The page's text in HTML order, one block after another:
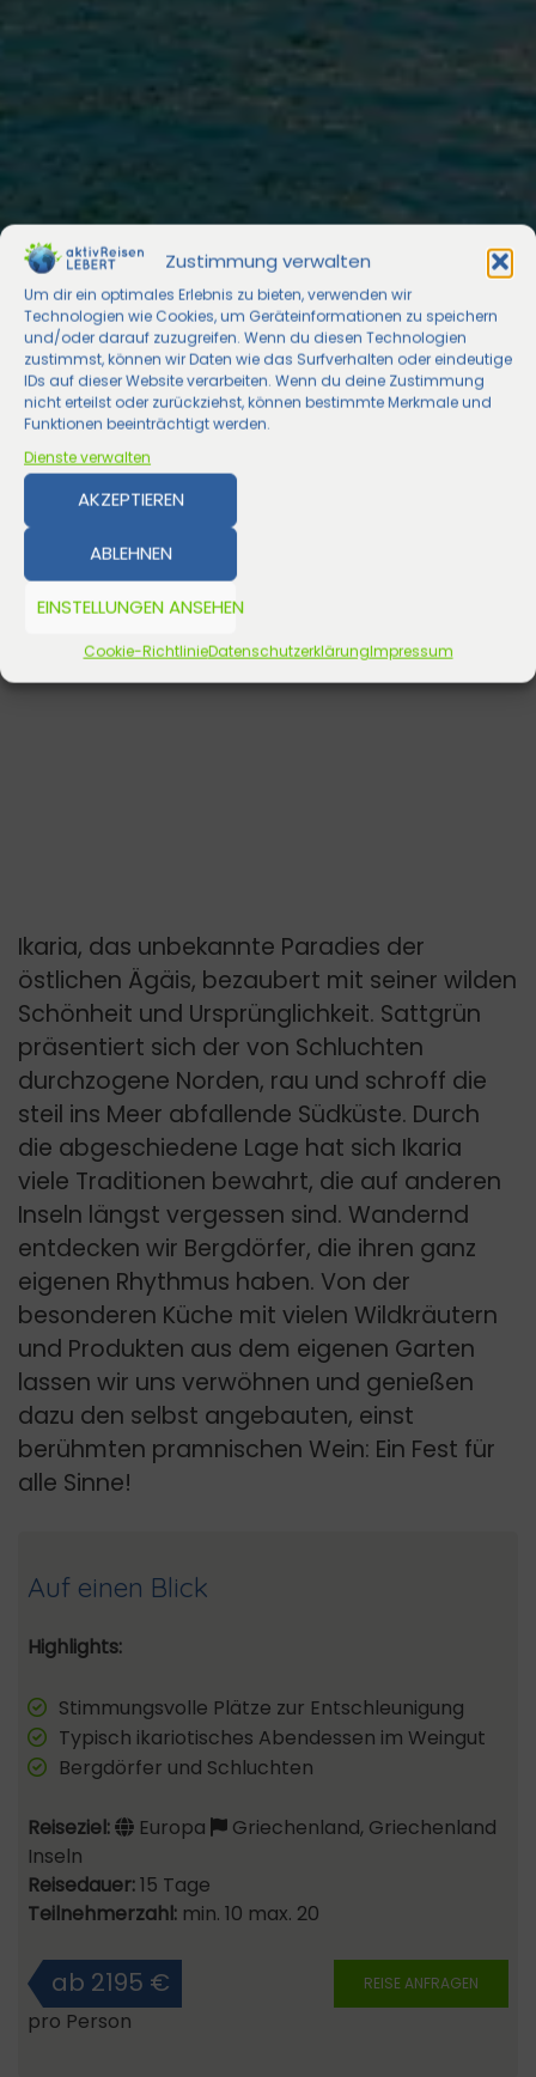
Zustimmung verwalten
Um dir ein optimales Erlebnis zu bieten, verwenden wir
Technologien wie Cookies, um Geräteinformationen zu speichern
und/oder darauf zuzugreifen. Wenn du diesen Technologien
zustimmst, können wir Daten wie das Surfverhalten oder eindeutige
IDs auf dieser Website verarbeiten. Wenn du deine Zustimmung
nicht erteilst oder zurückziehst, können bestimmte Merkmale und
Funktionen beeinträchtigt werden.
Dienste verwalten
AKZEPTIEREN
ABLEHNEN
EINSTELLUNGEN ANSEHEN
Cookie-RichtlinieDatenschutzerklärungImpressum
Ikaria, das unbekannte Paradies der
östlichen Ägäis, bezaubert mit seiner wilden
Schönheit und Ursprünglichkeit. Sattgrün
präsentiert sich der von Schluchten
durchzogene Norden, rau und schroff die
steil ins Meer abfallende Südküste. Durch
die abgeschiedene Lage hat sich Ikaria
viele Traditionen bewahrt, die auf anderen
Inseln längst vergessen sind. Wandernd
entdecken wir Bergdörfer, die ihren ganz
eigenen Rhythmus haben. Von der
besonderen Küche mit vielen Wildkräutern
und Produkten aus dem eigenen Garten
lassen wir uns verwöhnen und genießen
dazu den selbst angebauten, einst
berühmten pramnischen Wein: Ein Fest für
alle Sinne!
Auf einen Blick
Highlights:
Stimmungsvolle Plätze zur Entschleunigung
Typisch ikariotisches Abendessen im Weingut
Bergdörfer und Schluchten
Reiseziel: Europa
Griechenland, Griechenland
Inseln
Reisedauer:15 Tage
Teilnehmerzahl: min. 10 max. 20
REISE ANFRAGEN
ab 2195 €
pro Person